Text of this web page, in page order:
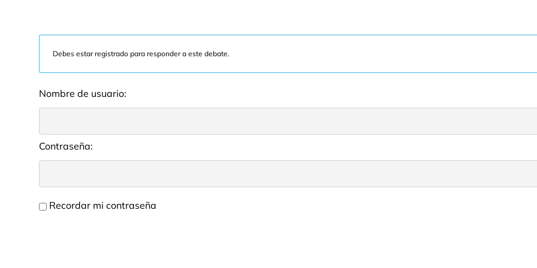
Debes estar registrado para responder a este debate.
Nombre de usuario:
Contraseña:
Recordar mi contraseña